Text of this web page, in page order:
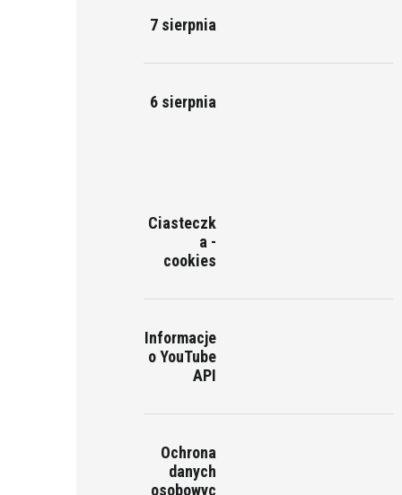
7 sierpnia
6 sierpnia
Ciasteczk
a -
cookies
Informacje
o YouTube
API
Ochrona
danych
osobowyc